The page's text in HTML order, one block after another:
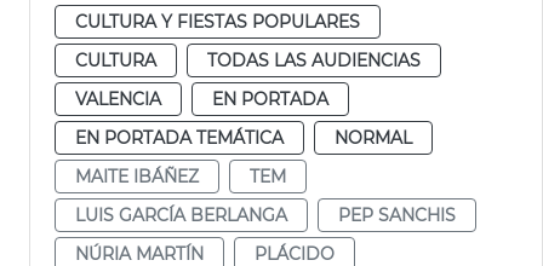
CULTURA Y FIESTAS POPULARES
CULTURA
TODAS LAS AUDIENCIAS
VALENCIA
EN PORTADA
EN PORTADA TEMÁTICA
NORMAL
MAITE IBÁÑEZ
TEM
LUIS GARCÍA BERLANGA
PEP SANCHIS
NÚRIA MARTÍN
PLÁCIDO